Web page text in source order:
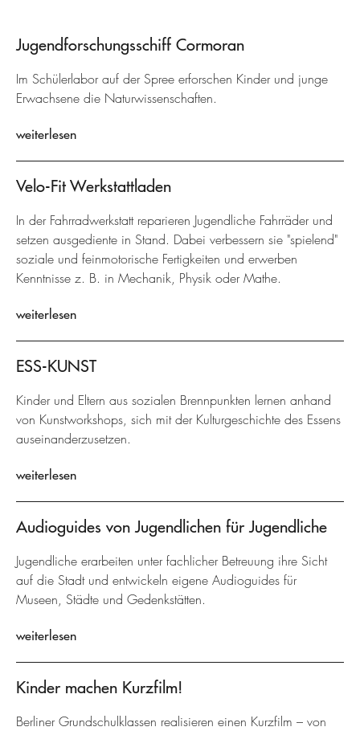
Jugendforschungsschiff Cormoran
Im Schülerlabor auf der Spree erforschen Kinder und junge
Erwachsene die Naturwissenschaften.
weiterlesen
Velo-Fit Werkstattladen
In der Fahrradwerkstatt reparieren Jugendliche Fahrräder und
setzen ausgediente in Stand. Dabei verbessern sie "spielend"
soziale und feinmotorische Fertigkeiten und erwerben
Kenntnisse z. B. in Mechanik, Physik oder Mathe.
weiterlesen
ESS-KUNST
Kinder und Eltern aus sozialen Brennpunkten lernen anhand
von Kunstworkshops, sich mit der Kulturgeschichte des Essens
auseinanderzusetzen.
weiterlesen
Audioguides von Jugendlichen für Jugendliche
Jugendliche erarbeiten unter fachlicher Betreuung ihre Sicht
auf die Stadt und entwickeln eigene Audioguides für
Museen, Städte und Gedenkstätten.
weiterlesen
Kinder machen Kurzfilm!
Berliner Grundschulklassen realisieren einen Kurzfilm – von